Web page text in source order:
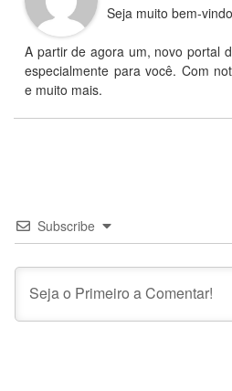
Seja muito bem-
A partir de agora um, novo portal
especialmente para você. Com
e muito mais.
Subscribe